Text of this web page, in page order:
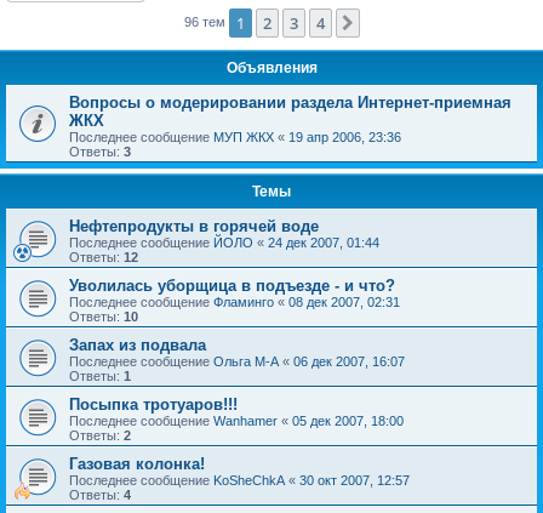
96 тем 1 2 3 4
Объявления
Вопросы о модерировании раздела Интернет-приемная
ЖКХ
Последнее сообщение МУП ЖКХ « 19 апр 2006, 23:36
Ответы: 3
Темы
Нефтепродукты в горячей воде
Последнее сообщение ЙОЛО « 24 дек 2007, 01:44
Ответы: 12
Уволилась уборщица в подъезде - и что?
Последнее сообщение Фламинго « 08 дек 2007, 02:31
Ответы: 10
Запах из подвала
Последнее сообщение Ольга М-А « 06 дек 2007, 16:07
Ответы: 1
Посыпка тротуаров!!!
Последнее сообщение Wanhamer « 05 дек 2007, 18:00
Ответы: 2
Газовая колонка!
Последнее сообщение KoSheChkA « 30 окт 2007, 12:57
Ответы: 4